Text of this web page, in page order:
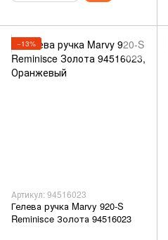
−13%
Артикул: 94516023
Гелева ручка Marvy 920-S
Reminisce Золота 94516023